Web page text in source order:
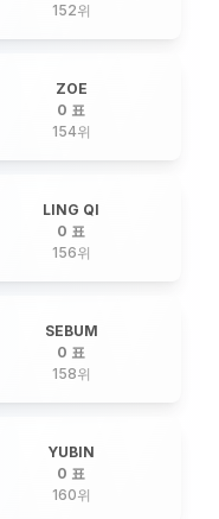
152위
ZOE
0 표
154위
LING QI
0 표
156위
SEBUM
0 표
158위
YUBIN
0 표
160위